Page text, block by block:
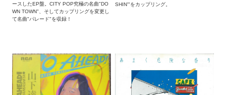
ースしたEP盤。CITY POP究極の名曲"DO
WN TOWN"、そしてカップリングを変更し
て名曲"パレード"を収録！
SHIN'"をカップリング。